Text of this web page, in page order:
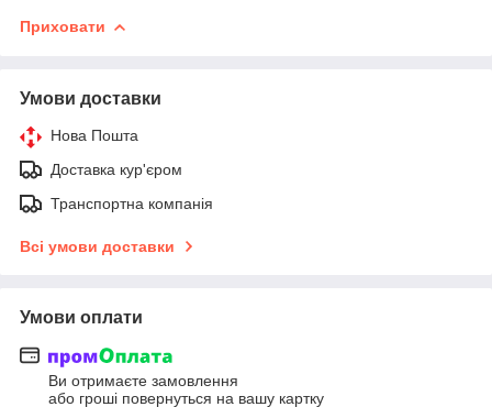
Приховати
Умови доставки
Нова Пошта
Доставка кур'єром
Транспортна компанія
Всі умови доставки
Умови оплати
Ви отримаєте замовлення
або гроші повернуться на вашу картку